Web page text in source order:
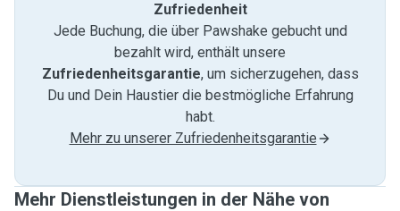
Zufriedenheit
Jede Buchung, die über Pawshake gebucht und
bezahlt wird, enthält unsere
Zufriedenheitsgarantie, um sicherzugehen, dass
Du und Dein Haustier die bestmögliche Erfahrung
habt.
Mehr zu unserer Zufriedenheitsgarantie
Mehr Dienstleistungen in der Nähe von